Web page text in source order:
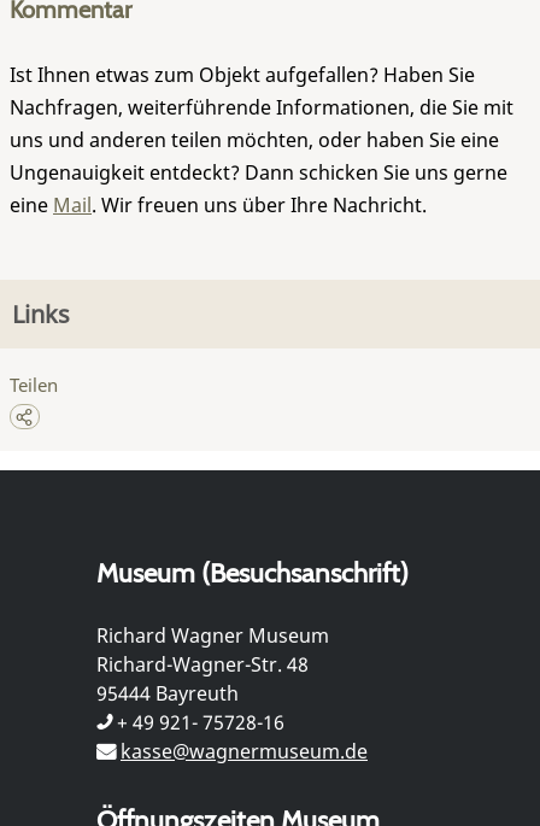
Kommentar
Ist Ihnen etwas zum Objekt aufgefallen? Haben Sie
Nachfragen, weiterführende Informationen, die Sie mit
uns und anderen teilen möchten, oder haben Sie eine
Ungenauigkeit entdeckt? Dann schicken Sie uns gerne
eine Mail. Wir freuen uns über Ihre Nachricht.
Links
Teilen
Museum (Besuchsanschrift)
Richard Wagner Museum
Richard-Wagner-Str. 48
95444 Bayreuth
+ 49 921- 75728-16
kasse@wagnermuseum.de